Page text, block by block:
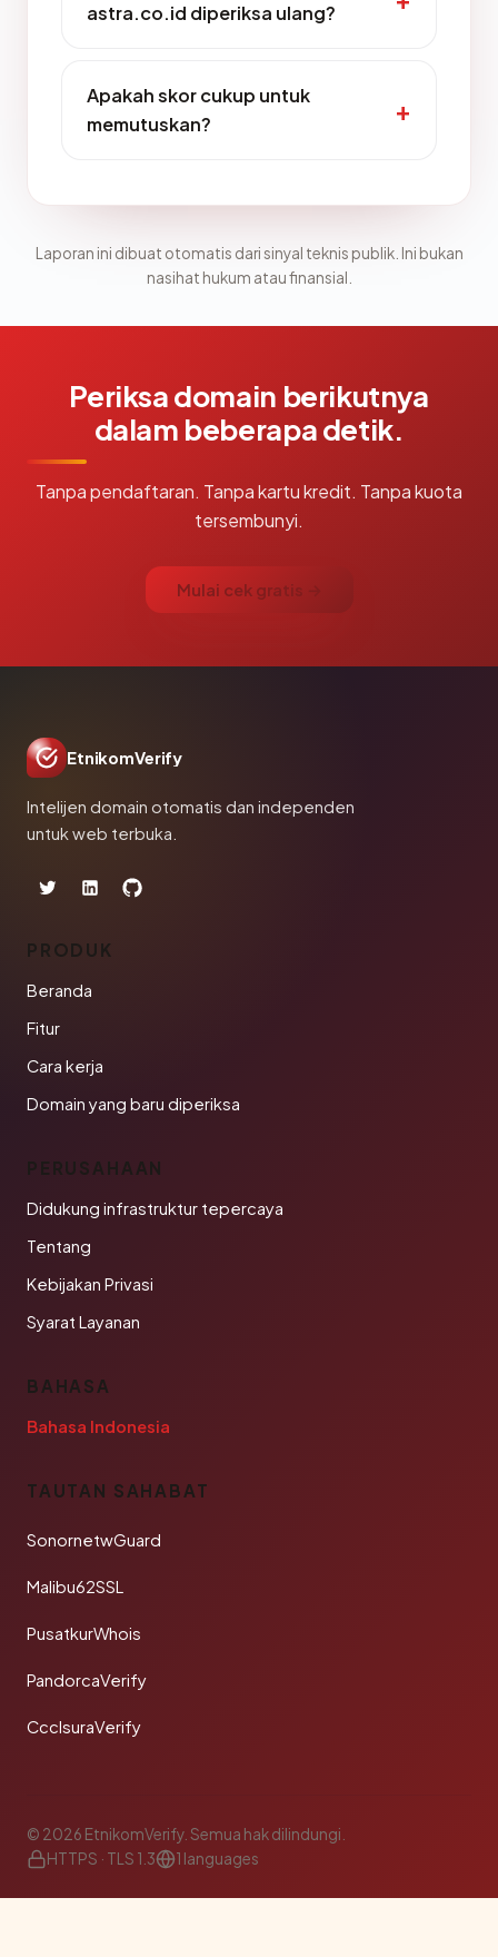
astra.co.id diperiksa ulang?
Apakah skor cukup untuk
memutuskan?
Laporan ini dibuat otomatis dari sinyal teknis publik. Ini bukan
nasihat hukum atau finansial.
Periksa domain berikutnya
dalam beberapa detik.
Tanpa pendaftaran. Tanpa kartu kredit. Tanpa kuota
tersembunyi.
Mulai cek gratis →
EtnikomVerify
Intelijen domain otomatis dan independen
untuk web terbuka.
PRODUK
Beranda
Fitur
Cara kerja
Domain yang baru diperiksa
PERUSAHAAN
Didukung infrastruktur tepercaya
Tentang
Kebijakan Privasi
Syarat Layanan
BAHASA
Bahasa Indonesia
TAUTAN SAHABAT
SonornetwGuard
Malibu62SSL
PusatkurWhois
PandorcaVerify
CcclsuraVerify
© 2026 EtnikomVerify. Semua hak dilindungi.
HTTPS · TLS 1.3
1 languages